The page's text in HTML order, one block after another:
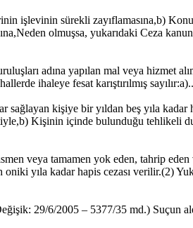
işlevinin sürekli zayıflamasına,b)
olmuşsa, yukarıdaki Ceza
adına yapılan mal veya hizmet
ihaleye fesat karıştırılmış
sağlayan kişiye bir yıldan beş yıla
Kişinin içinde bulunduğu tehlikeli
veya tamamen yok eden, tahrip
yıla kadar hapis cezası verilir.(2)
29/6/2005 – 5377/35 md.) Suçun